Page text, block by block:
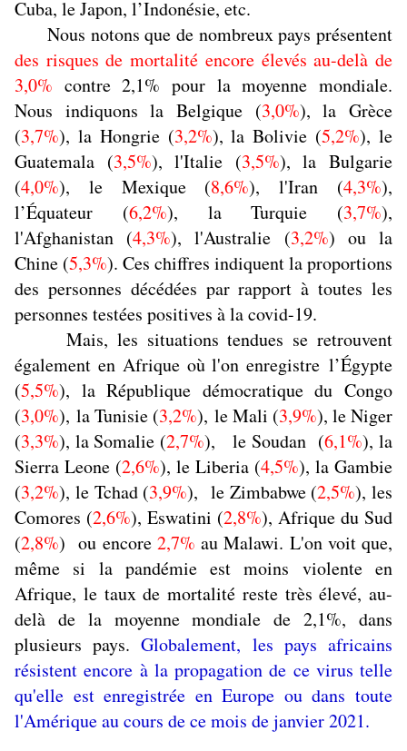
Cuba, le Japon, l’Indonésie, etc.
Nous notons que de nombreux pays présentent
des risques de mortalité encore élevés au-delà de
3,0% contre 2,1% pour la moyenne mondiale.
Nous indiquons la Belgique (3,0%), la Grèce
(3,7%), la Hongrie (3,2%), la Bolivie (5,2%), le
Guatemala (3,5%), l'Italie (3,5%), la Bulgarie
(4,0%), le Mexique (8,6%), l'Iran (4,3%),
l’Équateur (6,2%), la Turquie (3,7%),
l'Afghanistan (4,3%), l'Australie (3,2%) ou la
Chine (5,3%). Ces chiffres indiquent la proportions
des personnes décédées par rapport à toutes les
personnes testées positives à la covid-19.
Mais, les situations tendues se retrouvent
également en Afrique où l'on enregistre l’Égypte
(5,5%), la République démocratique du Congo
(3,0%), la Tunisie (3,2%), le Mali (3,9%), le Niger
(3,3%), la Somalie (2,7%), le Soudan (6,1%), la
Sierra Leone (2,6%), le Liberia (4,5%), la Gambie
(3,2%), le Tchad (3,9%), le Zimbabwe (2,5%), les
Comores (2,6%), Eswatini (2,8%), Afrique du Sud
(2,8%) ou encore 2,7% au Malawi. L'on voit que,
même si la pandémie est moins violente en
Afrique, le taux de mortalité reste très élevé, au-
delà de la moyenne mondiale de 2,1%, dans
plusieurs pays.Globalement, les pays africains
résistent encore à la propagation de ce virus telle
qu'elle est enregistrée en Europe ou dans toute
l'Amérique au cours de ce mois de janvier 2021.